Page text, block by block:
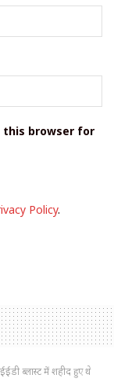
this browser for
Policy.
ब्लास्ट में शहीद हुए थे